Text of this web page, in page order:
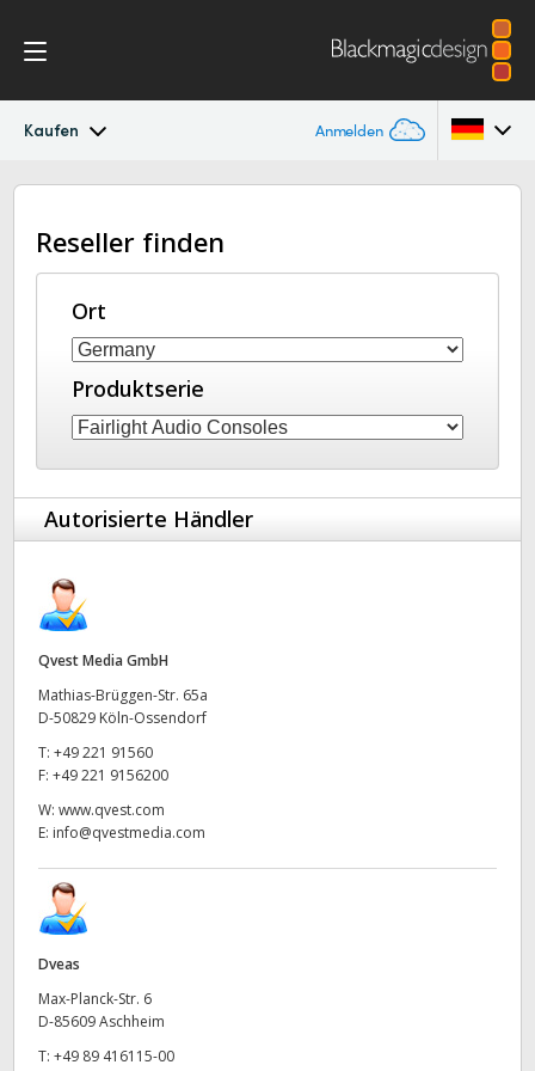
Kaufen Anmelden
Fairlight Live
Techn. DatenAustralia
Austria
Brazil
Canada
Denmark
Germany
Hong Kong SAR, China
India
Italy
Japan
Malaysia
Reseller finden
Ort
Produktserie
Autorisierte Händler
Qvest Media GmbH
Mathias-Brüggen-Str. 65a
D-50829 Köln-Ossendorf
T: +49 221 91560
F: +49 221 9156200
W: www.qvest.com
E: info@qvestmedia.com
Dveas
Max-Planck-Str. 6
D-85609 Aschheim
T: +49 89 416115-00